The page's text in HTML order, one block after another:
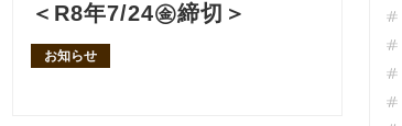
＜R8年7/24㊎締切＞
お知らせ